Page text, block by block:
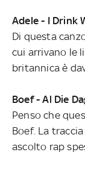
Adele - I Drink
Di questa
cui arrivano le
britannica è
Boef - Al Die
Penso che
Boef. La
ascolto rap